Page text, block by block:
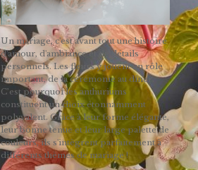
Un mariage, c'est avant tout une histoire
d'amour, d'ambiance et de détails
personnels. Les fleurs y jouent un rôle
important, de la cérémonie au dîner.
C’est pourquoi les anthuriums
constituent un choix étonnamment
polyvalent. Grâce à leur forme élégante,
leur bonne tenue et leur large palette de
couleurs, ils s'intègrent parfaitement à
différents thèmes de mariage !